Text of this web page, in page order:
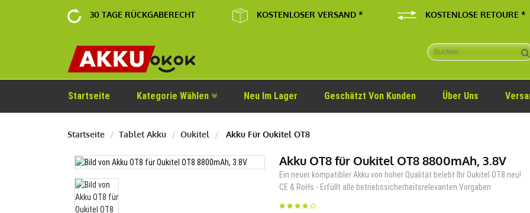
30 TAGE RÜCKGABERECHT KOSTENLOSER VERSAND * KOSTENLOSE RETOURE *
Startseite Kategorie Wählen Neu Im Lager Geschätzt Von Kunden Über Uns
Startseite Tablet Akku Oukitel Akku Für Oukitel OT8
Akku OT8 für Oukitel OT8 8800mAh, 3.8V
Ein neuer kompatibler Akku von hoher Qualität belebt Ihr Oukitel OT8 neu!
CE & RoHs - Erfüllt alle betriebssicherheitsrelevanten Vorgaben